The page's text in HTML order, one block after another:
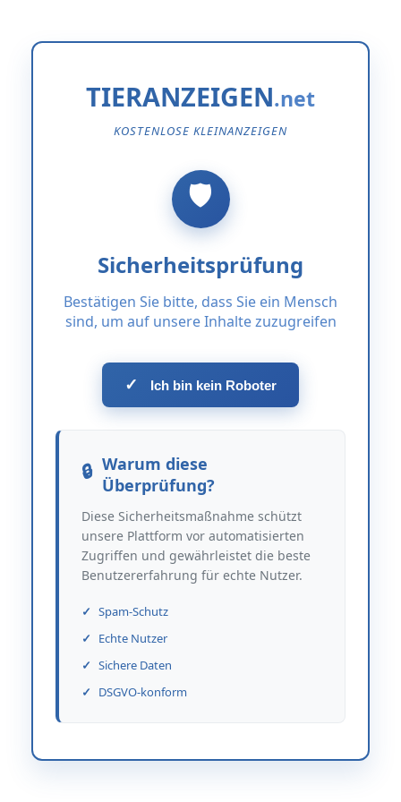
TIERANZEIGEN
KOSTENLOSE KLEINANZEIGEN
Sicherheitsprüfung
Bestätigen Sie bitte, dass Sie ein Mensch
sind, um auf unsere Inhalte zuzugreifen
✓ Ich bin kein Roboter
Warum diese
Überprüfung?
Diese Sicherheitsmaßnahme schützt
unsere Plattform vor automatisierten
Zugriffen und gewährleistet die beste
Benutzererfahrung für echte Nutzer.
Spam-Schutz
Echte Nutzer
Sichere Daten
DSGVO-konform